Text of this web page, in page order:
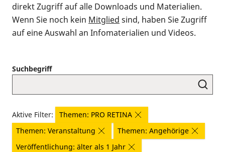
direkt Zugriff auf alle Downloads und Materialien.
Wenn Sie noch kein Mitglied sind, haben Sie Zugriff
auf eine Auswahl an Infomaterialien und Videos.
Suchbegriff
Aktive Filter:
Themen: PRO RETINA
Themen: Veranstaltung
Themen: Angehörige
Veröffentlichung: älter als 1 Jahr